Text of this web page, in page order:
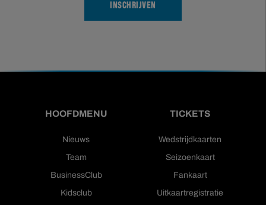
INSCHRIJVEN
HOOFDMENU
Nieuws
Team
BusinessClub
Kidsclub
TICKETS
Wedstrijdkaarten
Seizoenkaart
Fankaart
Uitkaartregistratie